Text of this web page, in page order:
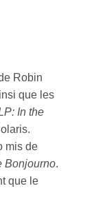
Robin
que les
In the
mis de
Bonjourno.
que le